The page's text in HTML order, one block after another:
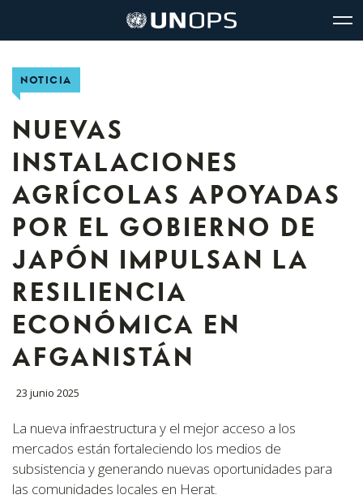
Logo
de
UNOPS
Office
Services
NOTICIA
NUEVAS
INSTALACIONES
AGRÍCOLAS APOYADAS
POR EL GOBIERNO DE
JAPÓN IMPULSAN LA
RESILIENCIA
ECONÓMICA EN
AFGANISTÁN
23 junio 2025
La nueva infraestructura y el mejor acceso a los
mercados están fortaleciendo los medios de
subsistencia y generando nuevas oportunidades para
las comunidades locales en Herat.